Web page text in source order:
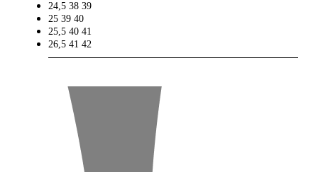
24,5 38 39
25 39 40
25,5 40 41
26,5 41 42